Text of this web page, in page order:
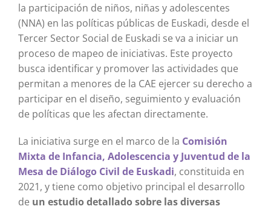
la participación de niños, niñas y adolescentes
(NNA) en las políticas públicas de Euskadi, desde el
Tercer Sector Social de Euskadi se va a iniciar un
proceso de mapeo de iniciativas. Este proyecto
busca identificar y promover las actividades que
permitan a menores de la CAE ejercer su derecho a
participar en el diseño, seguimiento y evaluación
de políticas que les afectan directamente.
La iniciativa surge en el marco de la Comisión
Mixta de Infancia, Adolescencia y Juventud de la
Mesa de Diálogo Civil de Euskadi, constituida en
2021, y tiene como objetivo principal el desarrollo
de un estudio detallado sobre las diversas